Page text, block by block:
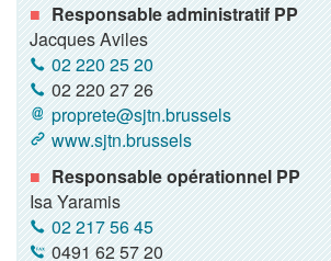
Responsable administratif PP
Jacques Aviles
02 220 25 20
02 220 27 26
proprete@sjtn.brussels
www.sjtn.brussels
Responsable opérationnel PP
Isa Yaramis
02 217 56 45
0491 62 57 20